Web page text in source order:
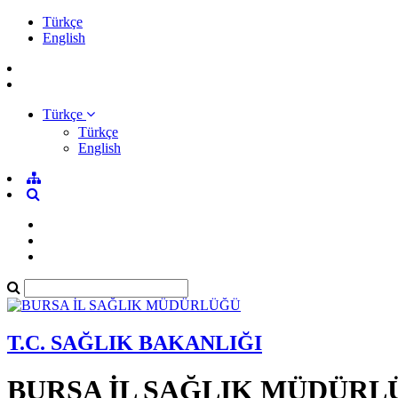
Türkçe
English
Türkçe
Türkçe
English
T.C. SAĞLIK BAKANLIĞI
BURSA İL SAĞLIK